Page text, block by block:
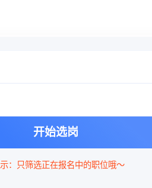
开始选岗
：只筛选正在报名中的职位哦～